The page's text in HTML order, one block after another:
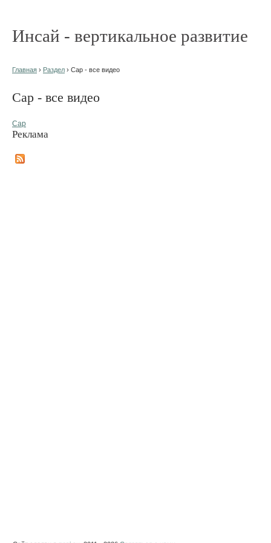
Инсай - вертикальное развитие
Главная › Раздел › Сар - все видео
Сар - все видео
Сар
Реклама